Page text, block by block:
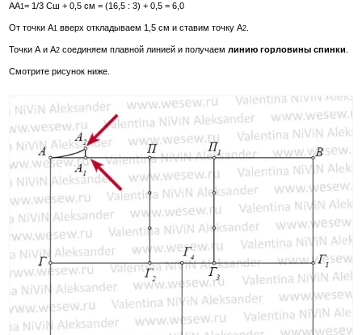
АА1= 1/3 Сш + 0,5 см = (16,5 : 3) + 0,5 = 6,0
От точки А1 вверх откладываем 1,5 см и ставим точку А2
Точки А и А2 соединяем плавной линией и получаемлинию горловины спинки
Смотрите рисунок ниже.